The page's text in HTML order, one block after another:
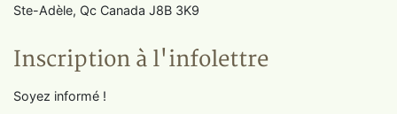
Ste-Adèle, Qc Canada J8B 3K9
Inscription à l'infolettre
Soyez informé !